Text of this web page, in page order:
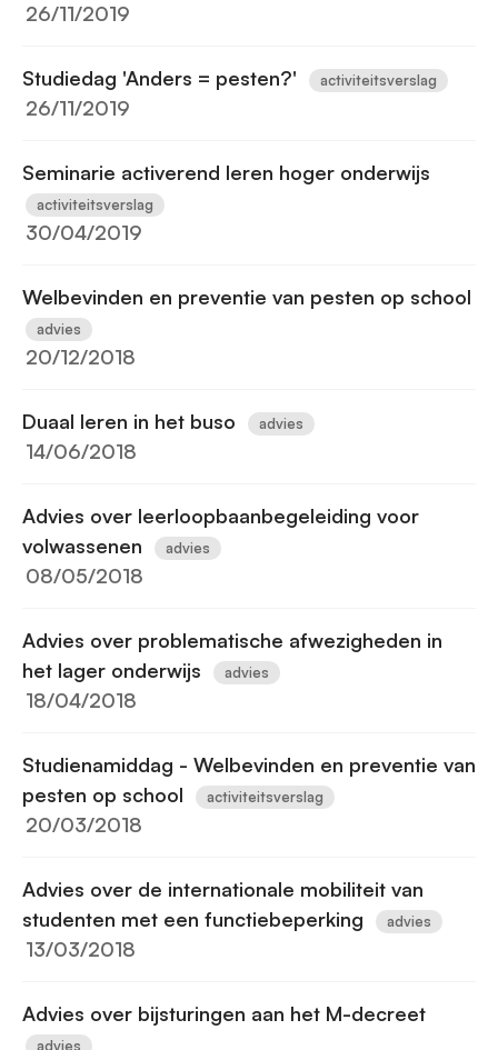
26/11/2019
Studiedag 'Anders = pesten?' activiteitsverslag
26/11/2019
Seminarie activerend leren hoger onderwijs
activiteitsverslag
30/04/2019
Welbevinden en preventie van pesten op school
advies
20/12/2018
Duaal leren in het buso advies
14/06/2018
Advies over leerloopbaanbegeleiding voor
volwassenen
advies
08/05/2018
Advies over problematische afwezigheden in
het lager onderwijs
advies
18/04/2018
Studienamiddag - Welbevinden en preventie van
pesten op school
activiteitsverslag
20/03/2018
Advies over de internationale mobiliteit van
studenten met een functiebeperking
advies
13/03/2018
Advies over bijsturingen aan het M-decreet
advies